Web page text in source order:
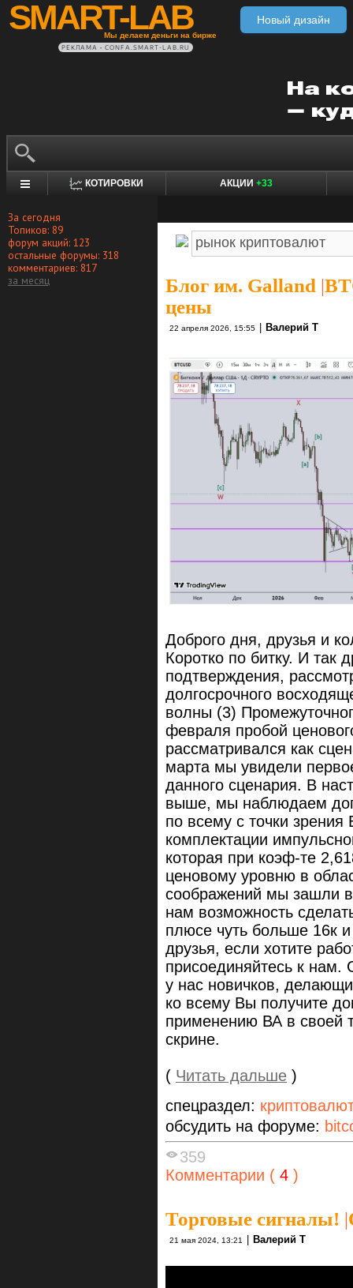
SMART-LAB
Мы делаем деньги на бирже
Новый дизайн
РЕКЛАМА • CONFA.SMART-LAB.RU
КОТИРОВКИ АКЦИИ +33
За сегодня
Топиков: 89
форум акций: 123
остальные форумы: 318
комментариев: 817
за месяц
Блог им. Galland |
цены
22 апреля 2026, 15:55 Валерий Т
Доброго дня, друзья и
Коротко по битку. И так
подтверждения,
долгосрочного
волны (3)
февраля пробой
рассматривался как
марта мы увидели
данного сценария. В
выше, мы наблюдаем
по всему с точки
комплектации
которая при коэф-те
ценовому уровню в
соображений мы зашли
нам возможность
плюсе чуть больше 16к
друзья, если хотите
присоединяйтесь к
у нас новичков,
ко всему Вы получите
применению ВА в своей
скрине.
( Читать дальше )
спецраздел:
обсудить на форуме:
359
Комментарии ( 4 )
Торговые сигналы! |
21 мая 2024, 13:21 | Валерий Т